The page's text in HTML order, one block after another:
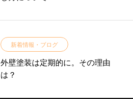
新着情報・ブログ
外壁塗装は定期的に。その理由
は？